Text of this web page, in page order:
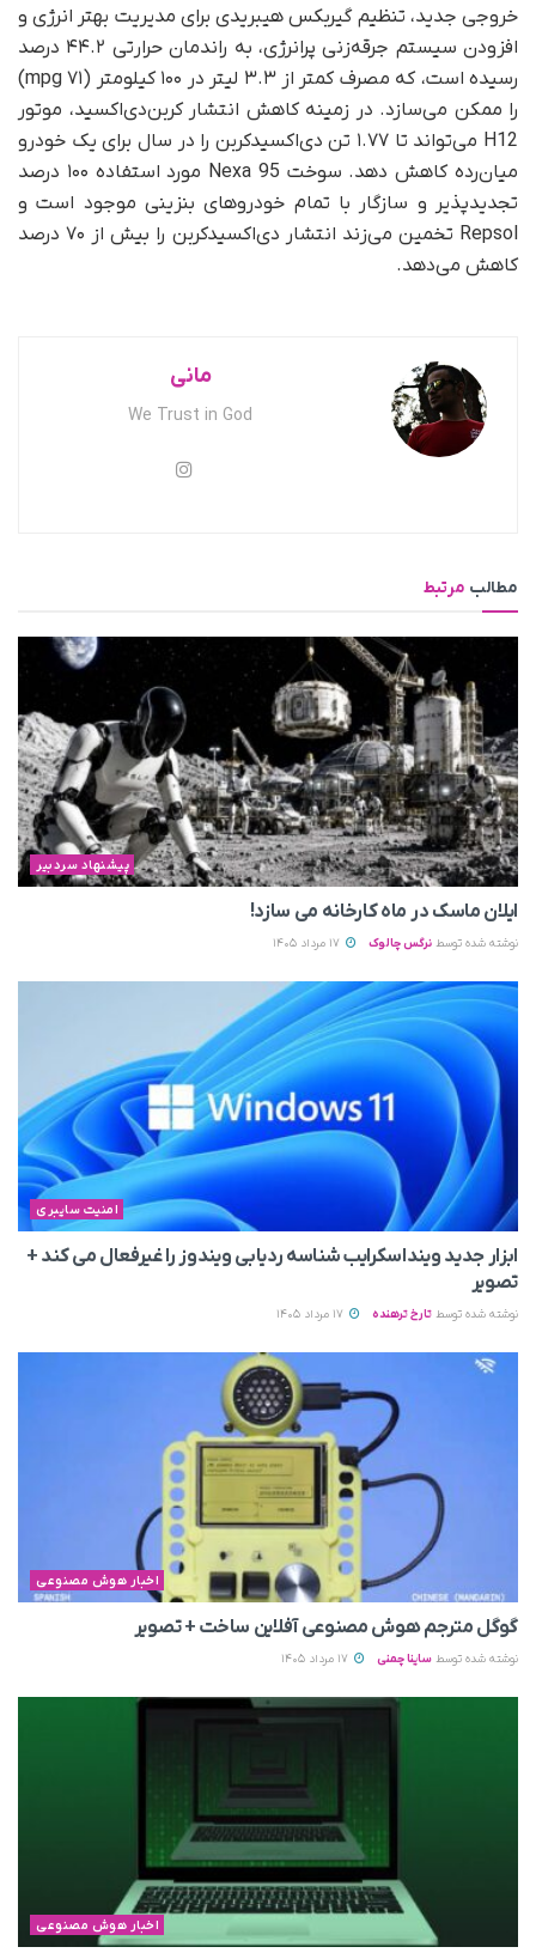
خروجی جدید، تنظیم گیربکس هیبریدی برای مدیریت بهتر انرژی و
افزودن سیستم جرقه‌زنی پرانرژی، به راندمان حرارتی ۴۴.۲ درصد
رسیده است، که مصرف کمتر از ۳.۳ لیتر در ۱۰۰ کیلومتر (۷۱ mpg)
را ممکن می‌سازد. در زمینه کاهش انتشار کربن‌دی‌اکسید، موتور
H12 می‌تواند تا ۱.۷۷ تن دی‌اکسیدکربن را در سال برای یک خودرو
میان‌رده کاهش دهد. سوخت Nexa 95 مورد استفاده ۱۰۰ درصد
تجدیدپذیر و سازگار با تمام خودروهای بنزینی موجود است و
Repsol تخمین می‌زند انتشار دی‌اکسیدکربن را بیش از ۷۰ درصد
کاهش می‌دهد.
مانی
We Trust in God
مطالب مرتبط
پیشنهاد سردبیر
ایلان ماسک در ماه کارخانه می سازد!
نوشته شده توسط نرگس چالوک
امنیت سایبری
ابزار جدید وینداسکرایب شناسه ردیابی ویندوز را غیرفعال می‌ کند +
تصویر
نوشته شده توسط تارخ ترهنده
اخبار هوش مصنوعی
گوگل مترجم هوش مصنوعی آفلاین ساخت + تصویر
نوشته شده توسط ساینا چمنی
اخبار هوش مصنوعی